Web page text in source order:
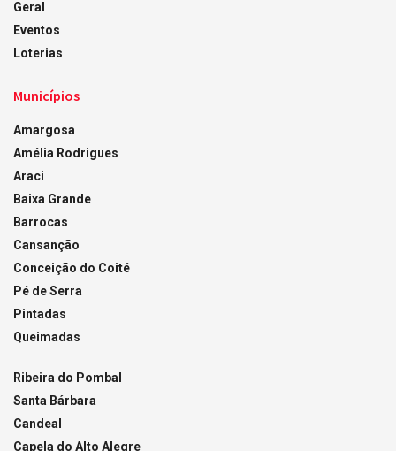
Geral
Eventos
Loterias
Municípios
Amargosa
Amélia Rodrigues
Araci
Baixa Grande
Barrocas
Cansanção
Conceição do Coité
Pé de Serra
Pintadas
Queimadas
Ribeira do Pombal
Santa Bárbara
Candeal
Capela do Alto Alegre